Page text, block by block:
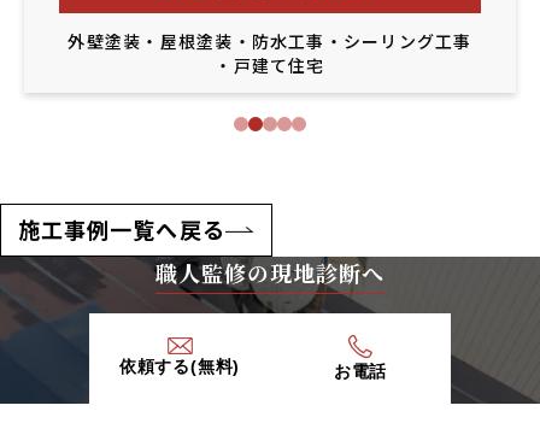
外壁塗装 ・ 屋根塗装 ・ 防水工事 ・ シーリング工事
・ 戸建て住宅
施工事例一覧へ戻る
職人監修の現地診断へ
依頼する(無料) お電話